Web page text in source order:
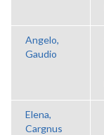
Angelo,
Gaudio
Elena,
Cargnus